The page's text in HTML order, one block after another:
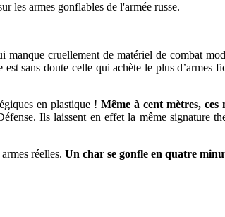
les armes gonflables de l'armée russe.
manque cruellement de matériel de combat
sans doute celle qui achète le plus
en plastique ! Même à cent mètres, ces
Ils laissent en effet la même signature
réelles. Un char se gonfle en quatre